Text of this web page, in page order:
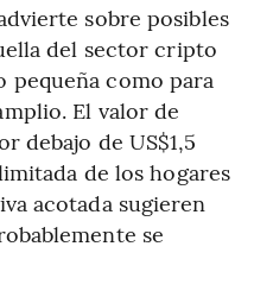
sobre posibles
del sector cripto
pequeña como para
El valor de
debajo de US$1,5
de los hogares
acotada sugieren
se